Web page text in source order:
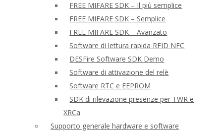
FREE MIFARE SDK – Il più semplice
FREE MIFARE SDK – Semplice
FREE MIFARE SDK – Avanzato
Software di lettura rapida RFID NFC
DESFire Software SDK Demo
Software di attivazione del relè
Software RTC e EEPROM
SDK di rilevazione presenze per TWR e
XRCa
Supporto generale hardware e software